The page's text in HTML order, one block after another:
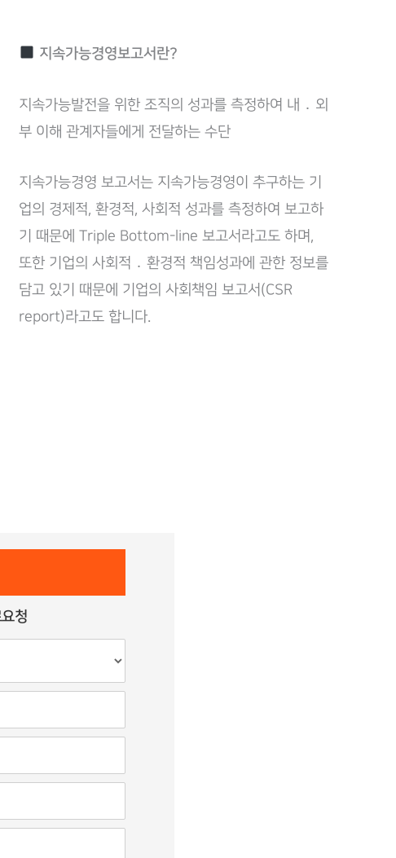
지속가능경영보고서란?
지속가능발전을 위한 조직의 성과를 측정하여 내 ․ 외
부 이해 관계자들에게 전달하는 수단
지속가능경영 보고서는 지속가능경영이 추구하는 기
업의 경제적, 환경적, 사회적 성과를 측정하여 보고하
기 때문에 Triple Bottom-line 보고서라고도 하며,
또한 기업의 사회적 ․ 환경적 책임성과에 관한 정보를
담고 있기 때문에 기업의 사회책임 보고서(CSR
report)라고도 합니다.
청